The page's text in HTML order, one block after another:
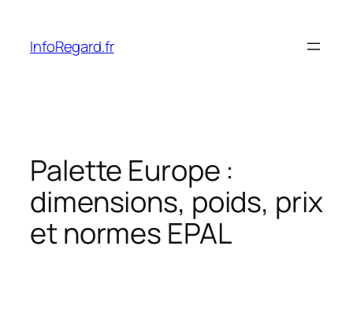
content
InfoRegard.fr
Palette Europe :
dimensions, poids, prix
et normes EPAL